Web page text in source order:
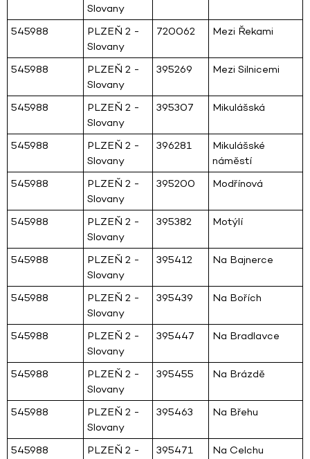
Slovany
545988
PLZEŇ 2 -
Slovany
720062 Mezi Řekami
545988
PLZEŇ 2 -
Slovany
395269 Mezi Silnicemi
545988
PLZEŇ 2 -
Slovany
395307 Mikulášská
545988
PLZEŇ 2 -
Slovany
396281
Mikulášské
náměstí
545988
PLZEŇ 2 -
Slovany
395200 Modřínová
545988
PLZEŇ 2 -
Slovany
395382 Motýlí
545988
PLZEŇ 2 -
Slovany
395412 Na Bajnerce
545988
PLZEŇ 2 -
Slovany
395439 Na Bořích
545988
PLZEŇ 2 -
Slovany
395447 Na Bradlavce
545988
PLZEŇ 2 -
Slovany
395455 Na Brázdě
545988
PLZEŇ 2 -
Slovany
395463 Na Břehu
545988
PLZEŇ 2 -
395471 Na Celchu